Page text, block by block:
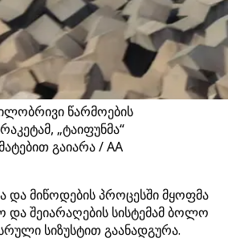
წარმოების
„ტაიფუნმა“
გაიარა / AA
და მიწოდების პროცესში მყოფმა
და შეიარაღების სისტემამ ბოლო
სიზუსტით გაანადგურა.